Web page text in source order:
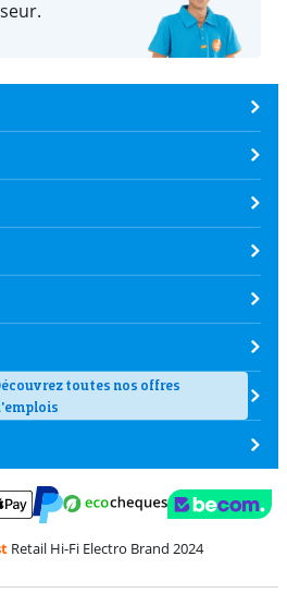
toutes nos offres
et Visa via ClickToPay
Payer avec PayPal
Retail Hi-Fi Electro Brand 2024